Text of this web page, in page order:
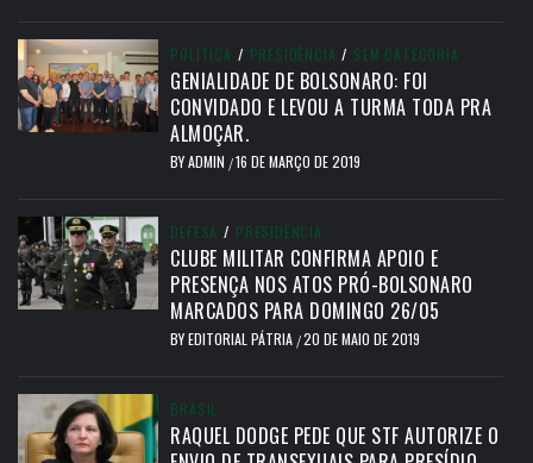
POLÍTICA / PRESIDÊNCIA / SEM CATEGORIA
GENIALIDADE DE BOLSONARO: FOI
CONVIDADO E LEVOU A TURMA TODA PRA
ALMOÇAR.
BYADMIN /16 DE MARÇO DE 2019
DEFESA / PRESIDÊNCIA
CLUBE MILITAR CONFIRMA APOIO E
PRESENÇA NOS ATOS PRÓ-BOLSONARO
MARCADOS PARA DOMINGO 26/05
BYEDITORIAL PÁTRIA /20 DE MAIO DE 2019
BRASIL
RAQUEL DODGE PEDE QUE STF AUTORIZE O